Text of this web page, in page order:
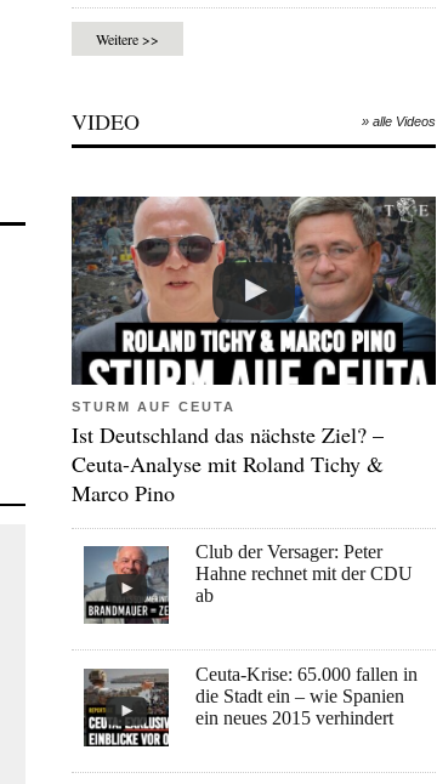
Weitere >>
VIDEO » alle Videos
STURM AUF CEUTA
Ist Deutschland das nächste Ziel? –
Ceuta-Analyse mit Roland Tichy &
Marco Pino
Club der Versager: Peter
Hahne rechnet mit der CDU
ab
Ceuta-Krise: 65.000 fallen in
die Stadt ein – wie Spanien
ein neues 2015 verhindert